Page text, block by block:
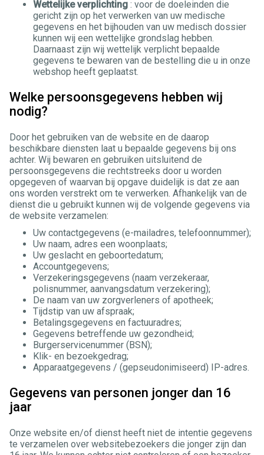
Wettelijke verplichting : voor de doeleinden die
gericht zijn op het verwerken van uw medische
gegevens en het bijhouden van uw medisch dossier
kunnen wij een wettelijke grondslag hebben.
Daarnaast zijn wij wettelijk verplicht bepaalde
gegevens te bewaren van de bestelling die u in onze
webshop heeft geplaatst.
Welke persoonsgegevens hebben wij
nodig?
Door het gebruiken van de website en de daarop
beschikbare diensten laat u bepaalde gegevens bij ons
achter. Wij bewaren en gebruiken uitsluitend de
persoonsgegevens die rechtstreeks door u worden
opgegeven of waarvan bij opgave duidelijk is dat ze aan
ons worden verstrekt om te verwerken. Afhankelijk van de
dienst die u gebruikt kunnen wij de volgende gegevens via
de website verzamelen:
Uw contactgegevens (e-mailadres, telefoonnummer);
Uw naam, adres een woonplaats;
Uw geslacht en geboortedatum;
Accountgegevens;
Verzekeringsgegevens (naam verzekeraar,
polisnummer, aanvangsdatum verzekering);
De naam van uw zorgverleners of apotheek;
Tijdstip van uw afspraak;
Betalingsgegevens en factuuradres;
Gegevens betreffende uw gezondheid;
Burgerservicenummer (BSN);
Klik- en bezoekgedrag;
Apparaatgegevens / (gepseudonimiseerd) IP-adres.
Gegevens van personen jonger dan 16
jaar
Onze website en/of dienst heeft niet de intentie gegevens
te verzamelen over websitebezoekers die jonger zijn dan